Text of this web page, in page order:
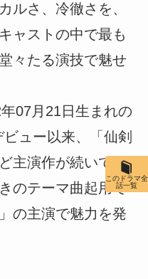
ルさ、冷徹さを、
ャストの中で最も
々たる演技で魅せ
07月21日生まれの
ュー以来、「仙剣
主演作が続いてい
のテーマ曲起用で
の主演で魅力を発
このドラマ全
話一覧